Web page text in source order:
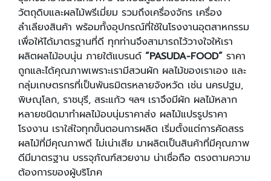
วัตถุดิบและผลไม้พรีเมี่ยม รวมถึงเครื่องจักร เครื่อง
ลำเลียงสินค้า พร้อมทั้งอุปกรณ์ที่ใช้ในโรงงานอุตสาหกรรม
เพื่อให้ได้มาตรฐานที่ดี ทุกท่านจึงสามารถไว้วางใจให้เรา
ผลิตผลไม้อบนุ่น ภายใต้แบรนด์ “PASUDA-FOOD” ราคา
ถูกและได้คุณภาพเพราะเรามีสวนผัก ผลไม้ของเราเอง และ
กลุ่มเกษตรกรที่เป็นพันธมิตรหลายจังหวัด เช่น นครปฐม,
พิษณุโลก, ราชบุรี, สระแก้ว ฯลฯ เราจึงมีผัก ผลไม้หลาก
หลายชนิดมาทำผลไม้อบนุ่มราคาส่ง ผลไม้แปรรูปราคา
โรงงาน เราใส่ใจทุกขั้นตอนการผลิต เริ่มตั้งแต่การคัดสรร
ผลไม้ที่มีคุณภาพดี ไม่เน่าเสีย มาผลิตเป็นสินค้าที่มีคุณภาพ
ดีมีมาตรฐาน บรรจุภัณฑ์สวยงาม น่าเชื่อถือ ตรงตามความ
ต้องการของผู้บริโภค